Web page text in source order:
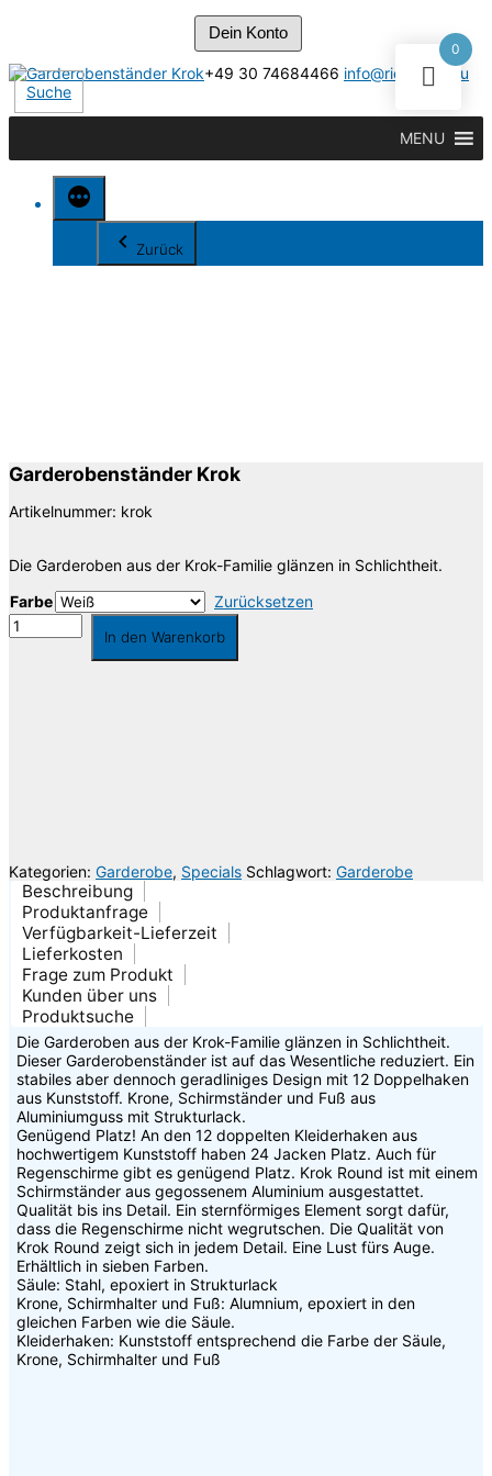
Dein Konto
Zum
Inhalt
springen
+49 30 74684466 info@riesenrat.eu
Suche
MENU
Zurück
Garderobenständer Krok
Artikelnummer: krok
Die Garderoben aus der Krok-Familie glänzen in Schlichtheit.
Farbe
Zurücksetzen
Garderobenständer
Krok
In den Warenkorb
Kategorien: Garderobe, Specials Schlagwort: Garderobe
Beschreibung
Produktanfrage
Verfügbarkeit-Lieferzeit
Lieferkosten
Frage zum Produkt
Kunden über uns
Produktsuche
Die Garderoben aus der Krok-Familie glänzen in Schlichtheit.
Dieser Garderobenständer ist auf das Wesentliche reduziert. Ein
stabiles aber dennoch geradliniges Design mit 12 Doppelhaken
aus Kunststoff. Krone, Schirmständer und Fuß aus
Aluminiumguss mit Strukturlack.
Genügend Platz! An den 12 doppelten Kleiderhaken aus
hochwertigem Kunststoff haben 24 Jacken Platz. Auch für
Regenschirme gibt es genügend Platz. Krok Round ist mit einem
Schirmständer aus gegossenem Aluminium ausgestattet.
Qualität bis ins Detail. Ein sternförmiges Element sorgt dafür,
dass die Regenschirme nicht wegrutschen. Die Qualität von
Krok Round zeigt sich in jedem Detail. Eine Lust fürs Auge.
Erhältlich in sieben Farben.
Säule: Stahl, epoxiert in Strukturlack
Krone, Schirmhalter und Fuß: Alumnium, epoxiert in den
gleichen Farben wie die Säule.
Kleiderhaken: Kunststoff entsprechend die Farbe der Säule,
Krone, Schirmhalter und Fuß
0